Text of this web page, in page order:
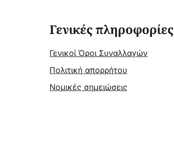
Γενικές πληροφορίες
Γενικοί Όροι Συναλλαγών
Πολιτική απορρήτου
Νομικές σημειώσεις